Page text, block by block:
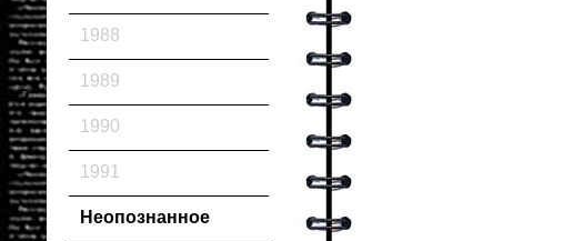
1988
1989
1990
1991
Неопознанное